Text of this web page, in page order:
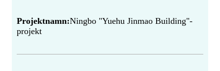
Projektnamn:Ningbo "Yuehu Jinmao Building"-
projekt